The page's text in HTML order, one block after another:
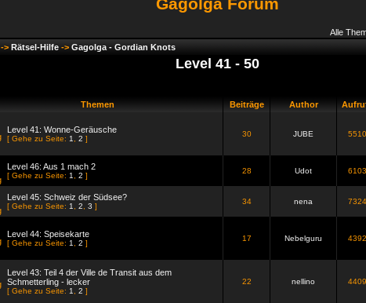
Alle
-> Rätsel-Hilfe -> Gagolga - Gordian Knots
Level 41 - 50
Themen Beiträge Author
Level 41: Wonne-Geräusche
[ Gehe zu Seite: 1 2 ]
30 JUBE 5510
Level 46: Aus 1 mach 2
[ Gehe zu Seite: 1 2 ]
28 Udot 6103
Level 45: Schweiz der Südsee?
[ Gehe zu Seite: 1 2 3 ]
34 nena 7324
Level 44: Speisekarte
[ Gehe zu Seite: 1 2 ]
17 Nebelguru 4392
Level 43: Teil 4 der Ville de Transit aus dem
Schmetterling - lecker
[ Gehe zu Seite: 1 2 ]
22 nellino 4409